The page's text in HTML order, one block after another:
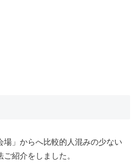
場」からへ比較的人混みの少ない
ご紹介をしました。